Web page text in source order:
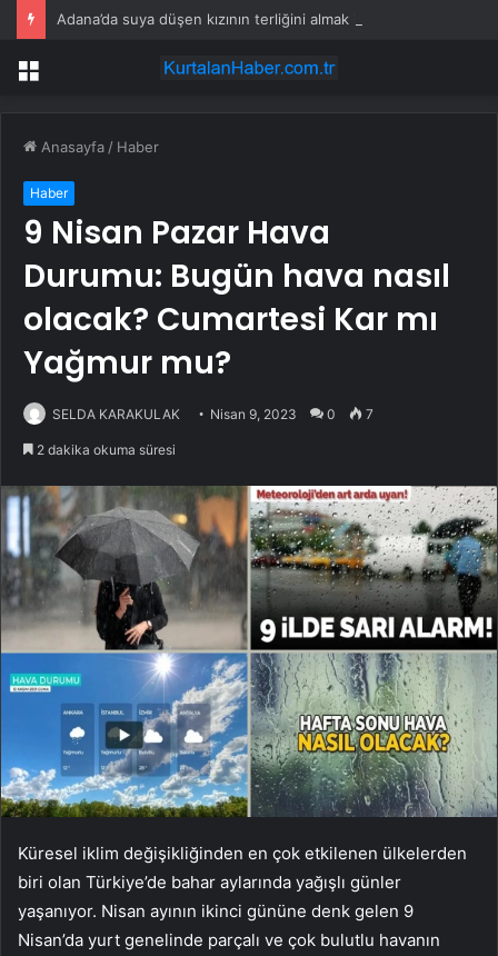
Menü
Anasayfa / Haber
Haber
9 Nisan Pazar Hava
Durumu: Bugün hava nasıl
olacak? Cumartesi Kar mı
Yağmur mu?
SELDA KARAKULAK Nisan 9, 2023 0 7
2 dakika okuma süresi
Küresel iklim değişikliğinden en çok etkilenen ülkelerden
biri olan Türkiye’de bahar aylarında yağışlı günler
yaşanıyor. Nisan ayının ikinci gününe denk gelen 9
Nisan’da yurt genelinde parçalı ve çok bulutlu havanın